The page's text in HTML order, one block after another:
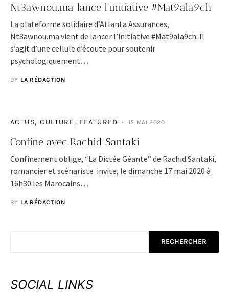
Nt3awnou.ma lance l’initiative #Mat9ala9ch
La plateforme solidaire d’Atlanta Assurances,
Nt3awnou.ma vient de lancer l’initiative #Mat9ala9ch. Il
s’agit d’une cellule d’écoute pour soutenir
psychologiquement…
BY LA RÉDACTION
ACTUS CULTURE FEATURED 15 MAI 2020
Confiné avec Rachid Santaki
Confinement oblige, “La Dictée Géante” de Rachid Santaki,
romancier et scénariste invite, le dimanche 17 mai 2020 à
16h30 les Marocains…
BY LA RÉDACTION
RECHERCHER
SOCIAL LINKS